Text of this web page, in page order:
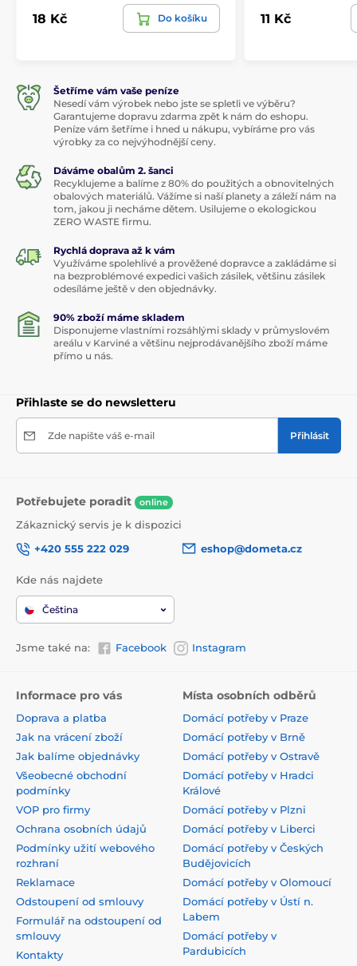
18 Kč Do košíku 11 Kč
Šetříme vám vaše peníze
Nesedí vám výrobek nebo jste se spletli ve výběru?
Garantujeme dopravu zdarma zpět k nám do eshopu.
Peníze vám šetříme i hned u nákupu, vybíráme pro vás
výrobky za co nejvýhodnější ceny.
Dáváme obalům 2. šanci
Recyklujeme a balíme z 80% do použitých a obnovitelných
obalových materiálů. Vážíme si naší planety a záleží nám na
tom, jakou ji necháme dětem. Usilujeme o ekologickou
ZERO WASTE firmu.
Rychlá doprava až k vám
Využíváme spolehlivé a prověžené dopravce a zakládáme si
na bezproblémové expedici vašich zásilek, většinu zásilek
odesíláme ještě v den objednávky.
90% zboží máme skladem
Disponujeme vlastními rozsáhlými sklady v průmyslovém
areálu v Karviné a většinu nejprodávanějšího zboží máme
přímo u nás.
Přihlaste se do newsletteru
Zde napište váš e-mail Přihlásit
Potřebujete poradit online
Zákaznický servis je k dispozici
+420 555 222 029
eshop@dometa.cz
Kde nás najdete
Čeština
Jsme také na: Facebook Instagram
Informace pro vás
Doprava a platba
Jak na vrácení zboží
Jak balíme objednávky
Všeobecné obchodní
podmínky
VOP pro firmy
Ochrana osobních údajů
Podmínky užití webového
rozhraní
Reklamace
Odstoupení od smlouvy
Formulář na odstoupení od
smlouvy
Kontakty
Místa osobních odběrů
Domácí potřeby v Praze
Domácí potřeby v Brně
Domácí potřeby v Ostravě
Domácí potřeby v Hradci
Králové
Domácí potřeby v Plzni
Domácí potřeby v Liberci
Domácí potřeby v Českých
Budějovicích
Domácí potřeby v Olomoucí
Domácí potřeby v Ústí n.
Labem
Domácí potřeby v
Pardubicích